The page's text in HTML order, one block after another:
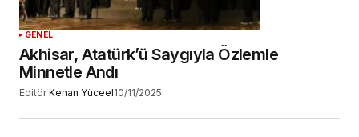
GENEL
Akhisar, Atatürk’ü Saygıyla Özlemle
Minnetle Andı
Editör Kenan Yüceel10/11/2025